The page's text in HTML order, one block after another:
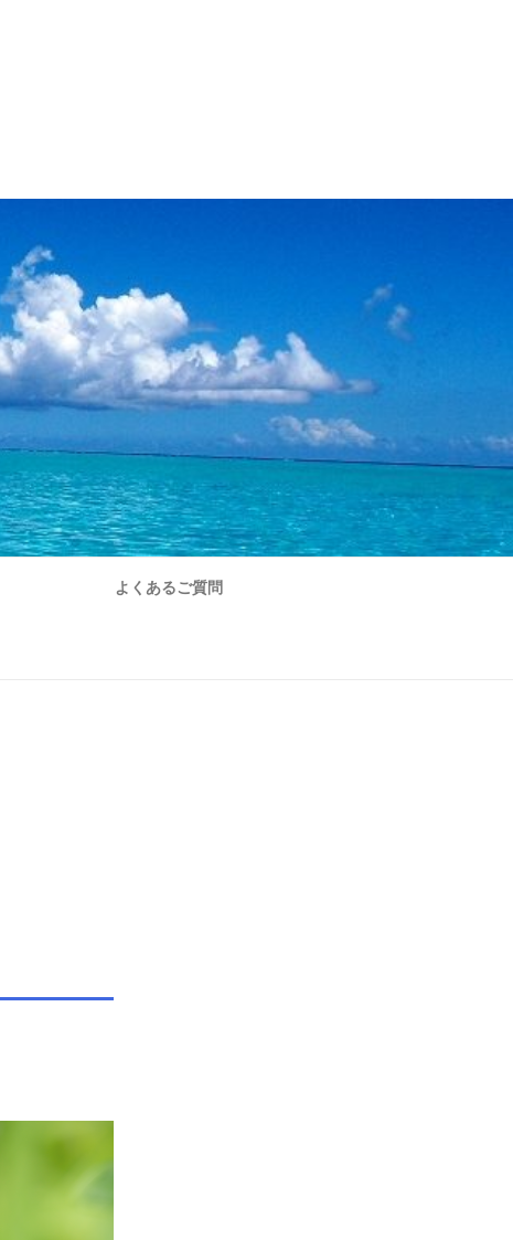
よくあるご質問